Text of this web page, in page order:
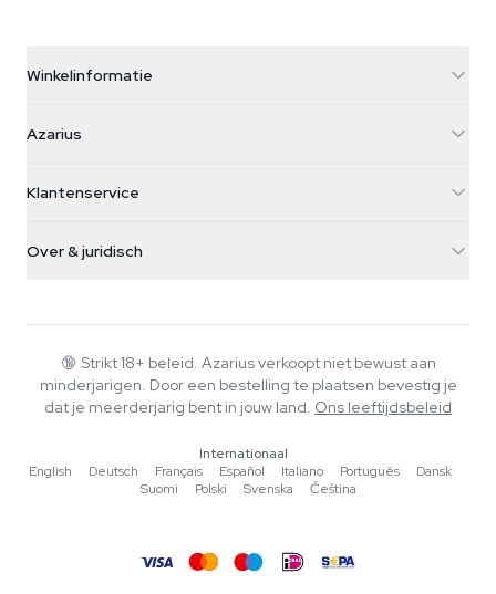
Winkelinformatie
Galvaniweg 11
Nederland
+31(0)204897914
Azarius
Smokeshop
Klantenservice
Retourbeleid
Veelgestelde vragen
Privacybeleid
Over & juridisch
Wiki
Muziek
Redactionele normen
Tools & Calculators
🔞 Strikt 18+ beleid. Azarius verkoopt niet bewust aan
minderjarigen. Door een bestelling te plaatsen bevestig je
dat je meerderjarig bent in jouw land. Ons leeftijdsbeleid
Internationaal
English
·Deutsch ·Français ·Español ·Italiano ·Português ·Dansk
·
Suomi
·Polski ·Svenska ·Čeština